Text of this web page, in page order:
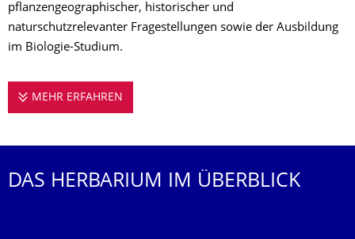
pflanzengeographischer, historischer und
naturschutzrelevanter Fragestellungen sowie der Ausbildung
im Biologie-Studium.
MEHR ERFAHREN
DAS HERBARIUM IM ÜBERBLICK